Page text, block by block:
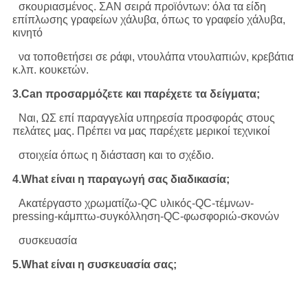
σκουριασμένος. ΣΑΝ σειρά προϊόντων: όλα τα είδη
επίπλωσης γραφείων χάλυβα, όπως το γραφείο χάλυβα,
κινητό
να τοποθετήσει σε ράφι, ντουλάπα ντουλαπιών, κρεβάτια
κ.λπ. κουκετών.
3.Can προσαρμόζετε και παρέχετε τα δείγματα;
Ναι, ΩΣ επί παραγγελία υπηρεσία προσφοράς στους
πελάτες μας. Πρέπει να μας παρέχετε μερικοί τεχνικοί
στοιχεία όπως η διάσταση και το σχέδιο.
4.What είναι η παραγωγή σας διαδικασία;
Ακατέργαστο χρωματίζω-QC υλικός-QC-τέμνων-
pressing-κάμπτω-συγκόλληση-QC-φωσφοριώ-σκονών
συσκευασία
5.What είναι η συσκευασία σας;